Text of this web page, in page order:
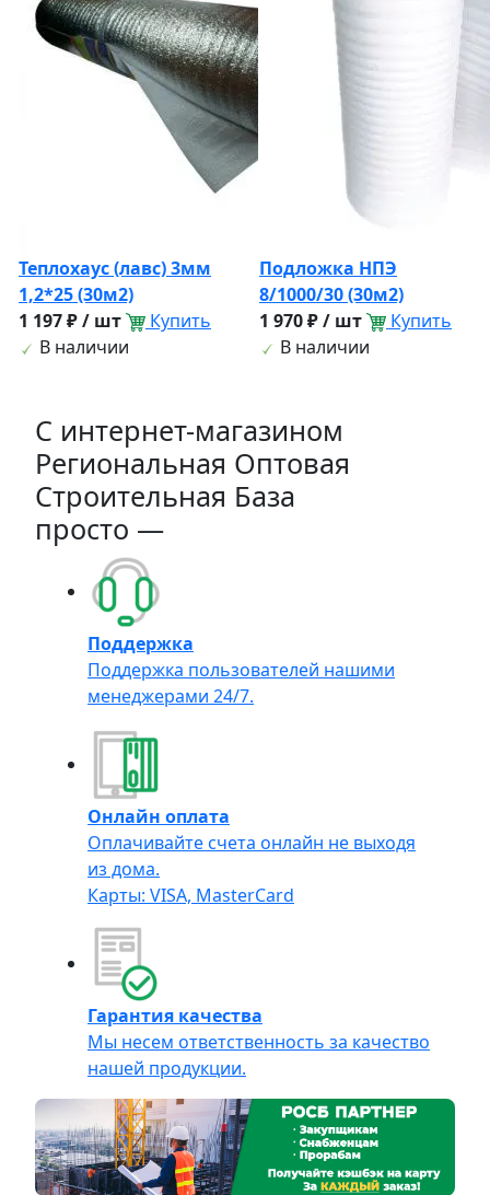
Теплохаус (лавс) 3мм
1,2*25 (30м2)
1 197 ₽ / шт
Купить
В наличии
Подложка НПЭ
8/1000/30 (30м2)
1 970 ₽ / шт
Купить
В наличии
C интернет-магазином
Региональная Оптовая
Строительная База
просто —
Поддержка
Поддержка пользователей нашими
менеджерами 24/7.
Онлайн оплата
Оплачивайте счета онлайн не выходя
из дома.
Карты: VISA, MasterCard
Гарантия качества
Мы несем ответственность за качество
нашей продукции.